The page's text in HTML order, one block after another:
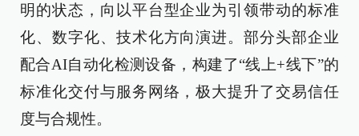
明的状态，向以平台型企业为引领带动的标准
化、数字化、技术化方向演进。部分头部企业
配合AI自动化检测设备，构建了“线上+线下”的
标准化交付与服务网络，极大提升了交易信任
度与合规性。